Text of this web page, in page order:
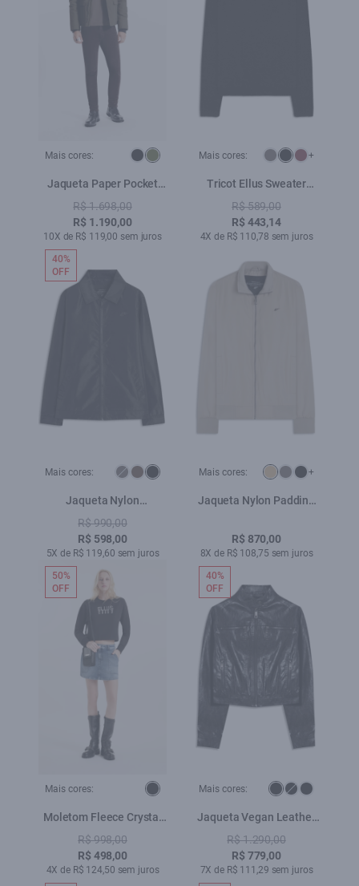
Mais cores:
Jaqueta Paper Pocket
Verde Militar
R$ 1.698,00
R$ 1.190,00
10X de R$ 119,00 sem juros
Mais cores: +
Tricot Ellus Sweater
Preto
R$ 589,00
R$ 443,14
4X de R$ 110,78 sem juros
Mais cores:
Jaqueta Nylon
Windbreaker Golf Preto
R$ 990,00
R$ 598,00
5X de R$ 119,60 sem juros
40%
OFF
Mais cores: +
Jaqueta Nylon Padding
R$ 870,00
8X de R$ 108,75 sem juros
Mais cores:
Moletom Fleece Crystal
Ellus Preto
R$ 998,00
R$ 498,00
4X de R$ 124,50 sem juros
50%
OFF
Mais cores:
Jaqueta Vegan Leather
Biker Preto
R$ 1.290,00
R$ 779,00
7X de R$ 111,29 sem juros
40%
OFF